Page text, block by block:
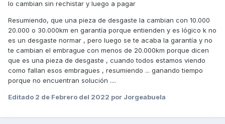
lo cambian sin rechistar y luego a pagar
Resumiendo, que una pieza de desgaste la cambian con 10.000
20.000 o 30.000km en garantía porque entienden y es lógico k no
es un desgaste normar , pero luego se te acaba la garantía y no
te cambian el embrague con menos de 20.000km porque dicen
que es una pieza de desgaste , cuando todos estamos viendo
como fallan esos embragues , resumiendo ... ganando tiempo
porque no encuentran solución ....
Editado 2 de Febrero del 2022 por Jorgeabuela